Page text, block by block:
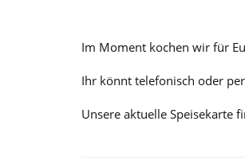
Im Moment kochen wir für
Ihr könnt telefonisch oder
Unsere aktuelle Speisekarte